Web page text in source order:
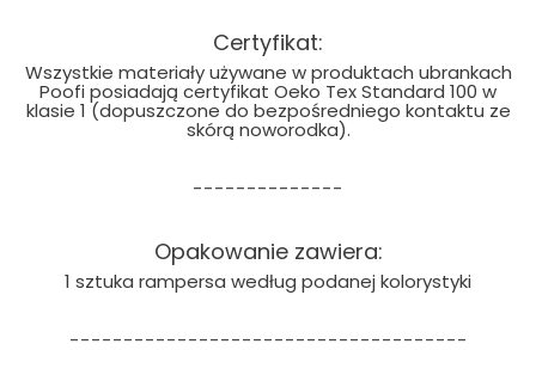
Certyfikat:
Wszystkie materiały używane w produktach ubrankach
Poofi posiadają certyfikat Oeko Tex Standard 100 w
klasie 1 (dopuszczone do bezpośredniego kontaktu ze
skórą noworodka).
--------------
Opakowanie zawiera:
1 sztuka rampersa według podanej kolorystyki
-------------------------------------